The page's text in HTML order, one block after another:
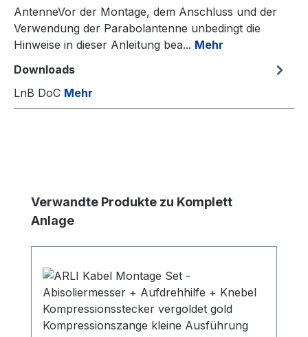
AntenneVor der Montage, dem Anschluss und der
Verwendung der Parabolantenne unbedingt die
Hinweise in dieser Anleitung bea... Mehr
Downloads
LnB DoC Mehr
Produktgalerie überspringen
Verwandte Produkte zu Komplett
Anlage